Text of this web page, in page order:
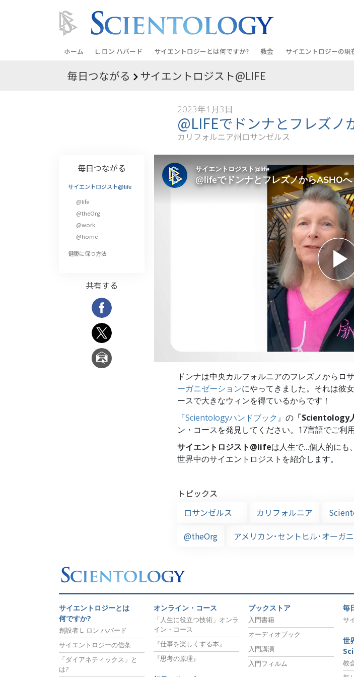
ホーム L. ロン ハバード サイエントロジーとは何ですか?
信条と実践
サイエントロジストたちが語るサイエ
ントロジー
サイエントロジストに会いましょう
教会の内部
サイエントロジーの基本原理
教会
教会を探す
上級
オーガニゼーション
フラッグ･ランド･ベース
フリーウィンズ
サイエントロジーを
世界にもたらす
サイエントロジーの現
デビッド･ミスキャベ
Scientologyの教会指
毎日つながる サイエントロジスト@LIFE
2023年1月3日
@LIFEでドンナとフレズノ
カリフォルニア州ロサンゼルス
ドンナは中央カルフォルニアのフレズノからロ
ーガニゼーションにやってきました。それは彼
ースで大きなウィンを得ているからです！
『Scientologyハンドブック』 の 「Scientology
ン・コースを発見してください。17言語でご利用
サイエントロジスト@lifeは人生で…個人的にも、
世界中のサイエントロジストを紹介します。
トピックス
ロサンゼルス
カリフォルニア
@theOrg
アメリカン･セントヒル･オーガ
毎日つながる
サイエントロジスト@life
@life
@theOrg
@work
@home
健康に保つ方法
共有する
サイエントロジーとは
何ですか?
創設者 L. ロン ハバード
サイエントロジーの信条
「ダイアネティックス」と
は?
オンライン・コース
「人生に役立つ技術」オンラ
イン・コース
『仕事を楽しくする本』
『思考の原理』
ブックストア
入門書籍
オーディオブック
入門講演
入門フィルム
毎
サ
世
教